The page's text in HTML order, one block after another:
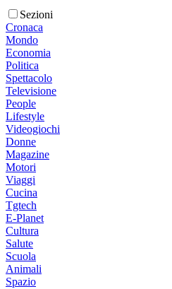
Sezioni
Cronaca
Mondo
Economia
Politica
Spettacolo
Televisione
People
Lifestyle
Videogiochi
Donne
Magazine
Motori
Viaggi
Cucina
Tgtech
E-Planet
Cultura
Salute
Scuola
Animali
Spazio